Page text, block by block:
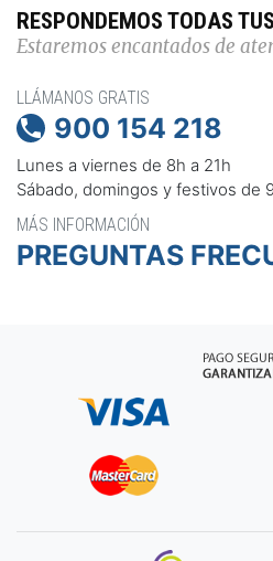
RESPONDEMOS TODAS
Estaremos encantados de
LLÁMANOS GRATIS
 900 154 218
Lunes a viernes de 8h a 21h
Sábado, domingos y festivos de
MÁS INFORMACIÓN
PREGUNTAS